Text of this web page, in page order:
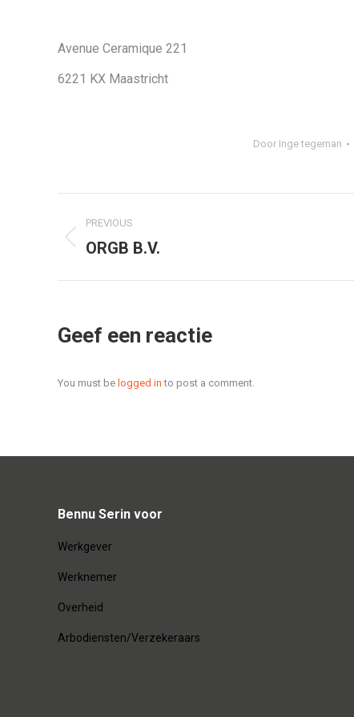
Avenue Ceramique 221
6221 KX Maastricht
Door Inge tegeman
Project
navigation
PREVIOUS
Previous
ORGB B.V.
Geef een reactie
You must be logged in to post a comment.
Bennu Serin voor
Werkgever
Werknemer
Overheid
Arbodiensten/Verzekeraars